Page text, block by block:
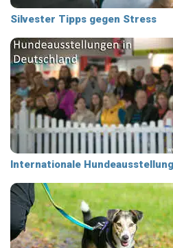
Silvester Tipps gegen Stress
Internationale